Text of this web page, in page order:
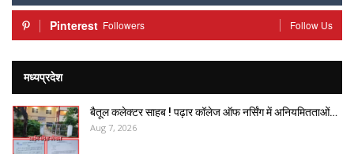
Pinterest Followers Follow Us
मध्यप्रदेश
बैतूल कलेक्टर साहब ! पढ़ार कॉलेज ऑफ नर्सिंग में अनियमितताओं…
Aug 7, 2026